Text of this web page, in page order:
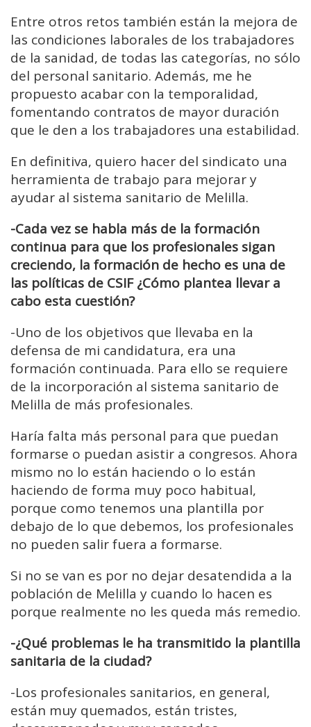
Entre otros retos también están la mejora de
las condiciones laborales de los trabajadores
de la sanidad, de todas las categorías, no sólo
del personal sanitario. Además, me he
propuesto acabar con la temporalidad,
fomentando contratos de mayor duración
que le den a los trabajadores una estabilidad.
En definitiva, quiero hacer del sindicato una
herramienta de trabajo para mejorar y
ayudar al sistema sanitario de Melilla.
-Cada vez se habla más de la formación
continua para que los profesionales sigan
creciendo, la formación de hecho es una de
las políticas de CSIF ¿Cómo plantea llevar a
cabo esta cuestión?
-Uno de los objetivos que llevaba en la
defensa de mi candidatura, era una
formación continuada. Para ello se requiere
de la incorporación al sistema sanitario de
Melilla de más profesionales.
Haría falta más personal para que puedan
formarse o puedan asistir a congresos. Ahora
mismo no lo están haciendo o lo están
haciendo de forma muy poco habitual,
porque como tenemos una plantilla por
debajo de lo que debemos, los profesionales
no pueden salir fuera a formarse.
Si no se van es por no dejar desatendida a la
población de Melilla y cuando lo hacen es
porque realmente no les queda más remedio.
-¿Qué problemas le ha transmitido la plantilla
sanitaria de la ciudad?
-Los profesionales sanitarios, en general,
están muy quemados, están tristes,